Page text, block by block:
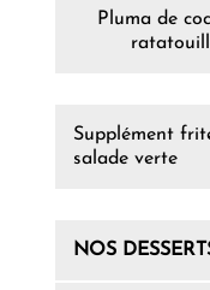
Pluma de
Supplément
salade verte
NOS